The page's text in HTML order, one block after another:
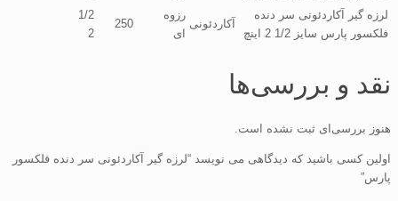
لرزه گیر آکاردئونی سر دنده
فلکسور پارس سایز 1/2 2 اینچ
آکاردئونی
رزوه
ای
250
1/2
2
نقد و بررسی‌ها
هنوز بررسی‌ای ثبت نشده است.
اولین کسی باشید که دیدگاهی می نویسد “لرزه گیر آکاردئونی سر دنده فلکسور
پارس”